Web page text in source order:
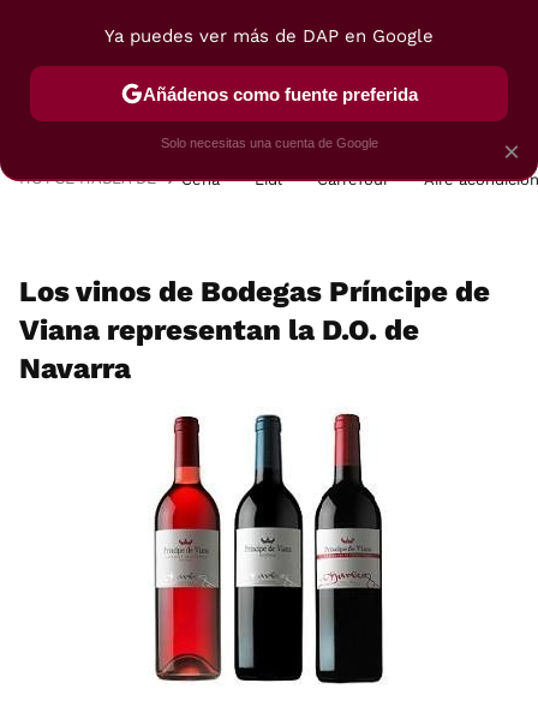
POSTRES VIAJES SELECCIÓN VEGUI
HOY SE HABLA DE Cena Lidl Carrefour Aire
Los vinos de Bodegas Príncipe de
Viana representan la D.O. de
Navarra
×
Ya puedes ver más de DAP en Google
Añádenos como fuente preferida
Solo necesitas una cuenta de Google